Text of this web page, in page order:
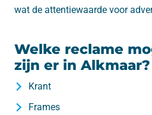
wat de attentiewaarde voor
Welke reclame
zijn er in Alkmaar?
Krant
Frames